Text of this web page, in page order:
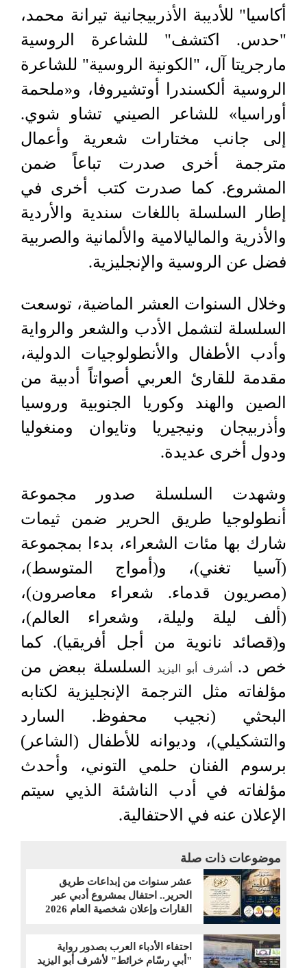
أكاسيا" للأديبة الأذربيجانية تيرانة محمد،
"حدس. اكتشف" للشاعرة الروسية
مارجريتا آل، "الكونية الروسية" للشاعرة
الروسية ألكسندرا أوتشيروفا، و«ملحمة
أوراسيا» للشاعر الصيني تشاو شوي.
إلى جانب مختارات شعرية وأعمال
مترجمة أخرى صدرت تباعاً ضمن
المشروع. كما صدرت كتب أخرى في
إطار السلسلة باللغات سندية والأردية
والأذرية والماليالامية والألمانية والصربية
فضل عن الروسية والإنجليزية.
وخلال السنوات العشر الماضية، توسعت
السلسلة لتشمل الأدب والشعر والرواية
وأدب الأطفال والأنطولوجيات الدولية،
مقدمة للقارئ العربي أصواتاً أدبية من
الصين والهند وكوريا الجنوبية وروسيا
وأذربيجان ونيجيريا وتايوان ومنغوليا
ودول أخرى عديدة.
وشهدت السلسلة صدور مجموعة
أنطولوجيا طريق الحرير ضمن ثيمات
شارك بها مئات الشعراء، بدءا بمجموعة
(آسيا تغني)، و(أمواج المتوسط)،
(مصريون قدماء. شعراء معاصرون)،
(ألف ليلة وليلة، وشعراء العالم)،
و(قصائد نانوية من أجل أفريقيا). كما
خص د. أشرف أبو اليزيد
السلسلة ببعض من
مؤلفاته مثل الترجمة الإنجليزية لكتابه
البحثي (نجيب محفوظ. السارد
والتشكيلي)، وديوانه للأطفال (الشاعر)
برسوم الفنان حلمي التوني، وأحدث
مؤلفاته في أدب الناشئة الذيي سيتم
الإعلان عنه في الاحتفالية.
موضوعات ذات صلة
عشر سنوات من إبداعات طريق
الحرير.. احتفال بمشروع أدبي عبر
القارات وإعلان شخصية العام 2026
احتفاء الأدباء العرب بصدور رواية
"أبي رسّام خرائط" لأشرف أبو اليزيد